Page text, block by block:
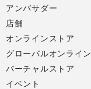
アンバサダー
店舗
オンラインストア
グローバルオンライ
バーチャルストア
イベント